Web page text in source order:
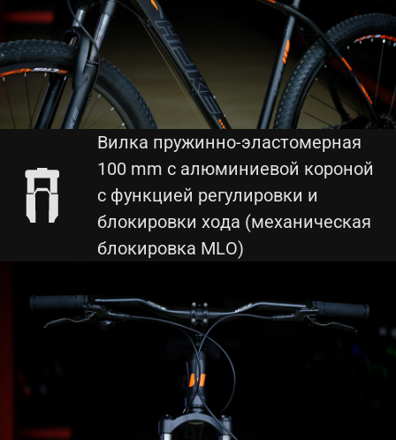
Вилка пружинно-эластомерная
100 mm с алюминиевой короной
с функцией регулировки и
блокировки хода (механическая
блокировка MLO)